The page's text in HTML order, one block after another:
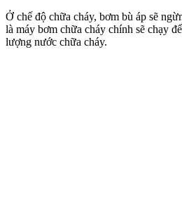
Ở chế độ chữa cháy, bơm bù áp sẽ
là máy bơm chữa cháy chính sẽ chạy
lượng nước chữa cháy.